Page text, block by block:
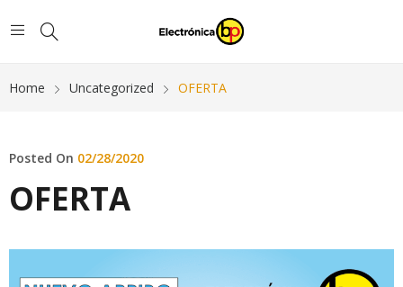
Home Uncategorized OFERTA
Posted On 02/28/2020
OFERTA